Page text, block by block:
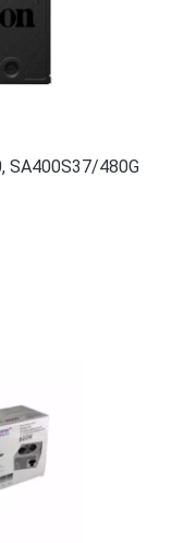
SA400S37/480G